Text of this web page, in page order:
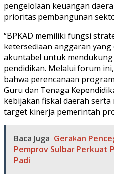
pengelolaan keuangan
prioritas pembangunan
“BPKAD memiliki fungsi
ketersediaan anggaran yang
akuntabel untuk
pendidikan. Melalui forum
bahwa perencanaan
Guru dan Tenaga
kebijakan fiskal daerah
target kinerja pemerintah
Baca Juga Gerakan
Pemprov Sulbar Perkuat
Padi